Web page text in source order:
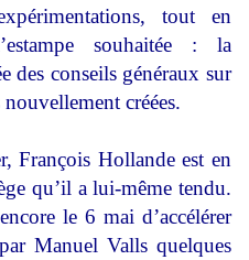
tout en
souhaitée : la
des conseils généraux sur
créées.
François Hollande est en
qu’il a lui-même tendu.
le 6 mai d’accélérer
Manuel Valls quelques